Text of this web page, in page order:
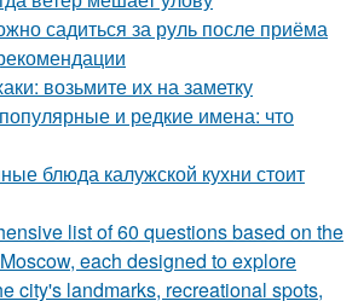
садиться за руль после приёма
возьмите их на заметку
и редкие имена: что
блюда калужской кухни стоит
list of 60 questions based on the
each designed to explore
city's landmarks, recreational spots,